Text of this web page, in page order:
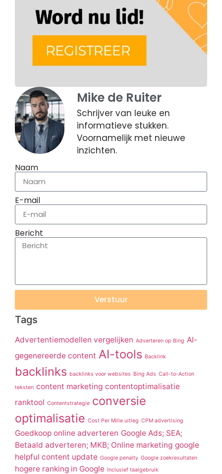
Mike de Ruiter
Schrijver van leuke en
informatieve stukken.
Voornamelijk met nieuwe
inzichten.
Naam
E-mail
Bericht
Verstuur
Tags
Advertentiemodellen vergelijken Adverteren op Bing AI-
gegenereerde content AI-tools Backlink
backlinks backlinks voor websites Bing Ads Call-to-Action
teksten content marketing contentoptimalisatie
ranktool Contentstrategie conversie
optimalisatie Cost Per Mille uitleg CPM advertising
Goedkoop online adverteren Google Ads; SEA;
Betaald adverteren; MKB; Online marketing google
helpful content update Google penalty Google zoekresultaten
hogere ranking in Google Inclusief taalgebruik